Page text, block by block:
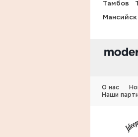
Тамбов
Мансийск
О нас
Наши